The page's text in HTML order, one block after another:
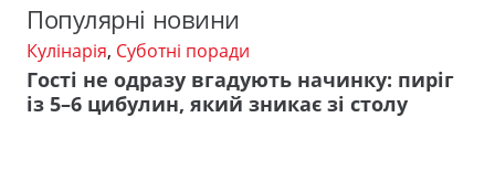
Популярні новини
Кулінарія, Суботні поради
Гості не одразу вгадують начинку: пиріг
із 5–6 цибулин, який зникає зі столу